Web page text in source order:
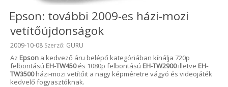
Epson: további 2009-es házi-mozi
vetítőújdonságok
Beküldve:
2009-10-08 Szerző: GURU
Az Epson a kedvező áru belépő kategóriában kínálja 720p
felbontású EH-TW450és 1080p felbontású EH-TW2900illetve EH-
TW3500házi-mozi vetítőit a nagy képméretre vágyó és videojáték
kedvelő fogyasztóknak.